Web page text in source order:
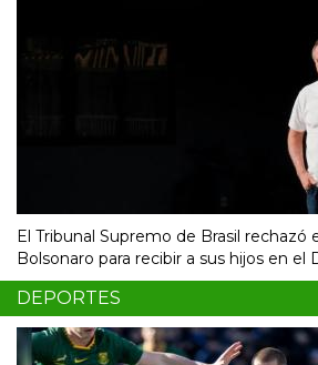
El Tribunal Supremo de Brasil rechazó
Bolsonaro para recibir a sus hijos en el
DEPORTES